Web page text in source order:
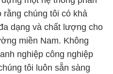
chúng tôi có khả
dạng và chất lượng cho
miền Nam. Không
nghiệp công nghiệp
tôi luôn sẵn sàng